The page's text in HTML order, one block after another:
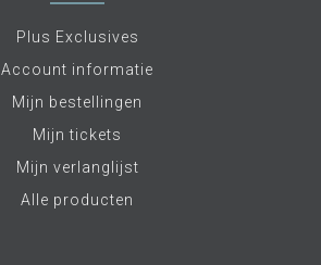
Plus Exclusives
Account informatie
Mijn bestellingen
Mijn tickets
Mijn verlanglijst
Alle producten